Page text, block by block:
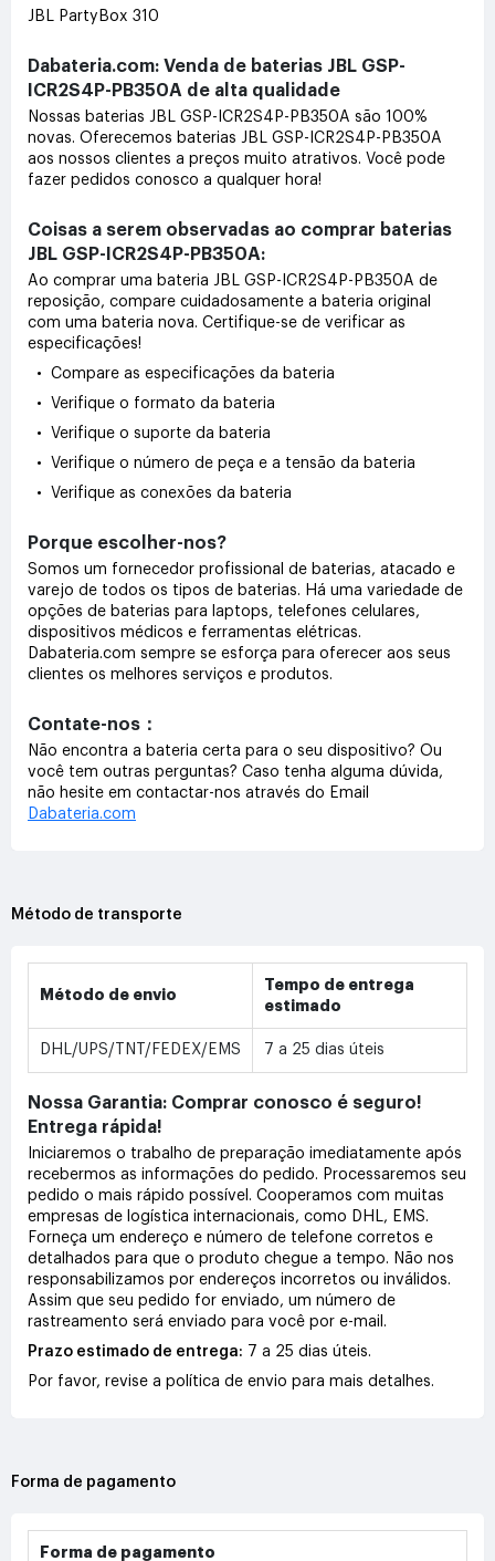
JBL PartyBox 310
Dabateria.com: Venda de baterias JBL GSP-
ICR2S4P-PB350A de alta qualidade
Nossas baterias JBL GSP-ICR2S4P-PB350A são 100%
novas. Oferecemos baterias JBL GSP-ICR2S4P-PB350A
aos nossos clientes a preços muito atrativos. Você pode
fazer pedidos conosco a qualquer hora!
Coisas a serem observadas ao comprar baterias
JBL GSP-ICR2S4P-PB350A:
Ao comprar uma bateria JBL GSP-ICR2S4P-PB350A de
reposição, compare cuidadosamente a bateria original
com uma bateria nova. Certifique-se de verificar as
especificações!
• Compare as especificações da bateria
• Verifique o formato da bateria
• Verifique o suporte da bateria
• Verifique o número de peça e a tensão da bateria
• Verifique as conexões da bateria
Porque escolher-nos?
Somos um fornecedor profissional de baterias, atacado e
varejo de todos os tipos de baterias. Há uma variedade de
opções de baterias para laptops, telefones celulares,
dispositivos médicos e ferramentas elétricas.
Dabateria.com sempre se esforça para oferecer aos seus
clientes os melhores serviços e produtos.
Contate-nos：
Não encontra a bateria certa para o seu dispositivo? Ou
você tem outras perguntas? Caso tenha alguma dúvida,
não hesite em contactar-nos através do Email
Dabateria.com
Método de transporte
Método de envio
Tempo de entrega
estimado
DHL/UPS/TNT/FEDEX/EMS 7 a 25 dias úteis
Nossa Garantia: Comprar conosco é seguro!
Entrega rápida!
Iniciaremos o trabalho de preparação imediatamente após
recebermos as informações do pedido. Processaremos seu
pedido o mais rápido possível. Cooperamos com muitas
empresas de logística internacionais, como DHL, EMS.
Forneça um endereço e número de telefone corretos e
detalhados para que o produto chegue a tempo. Não nos
responsabilizamos por endereços incorretos ou inválidos.
Assim que seu pedido for enviado, um número de
rastreamento será enviado para você por e-mail.
Prazo estimado de entrega: 7 a 25 dias úteis.
Por favor, revise a política de envio para mais detalhes.
Forma de pagamento
Forma de pagamento